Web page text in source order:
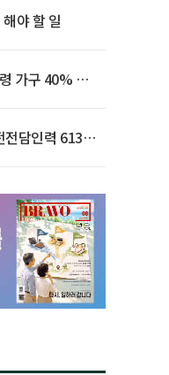
야 할 일
가구 40% 노
전담인력 613명